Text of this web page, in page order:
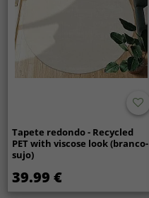
Tapete redondo - Recycled
PET with viscose look (branco-
sujo)
39.99 €